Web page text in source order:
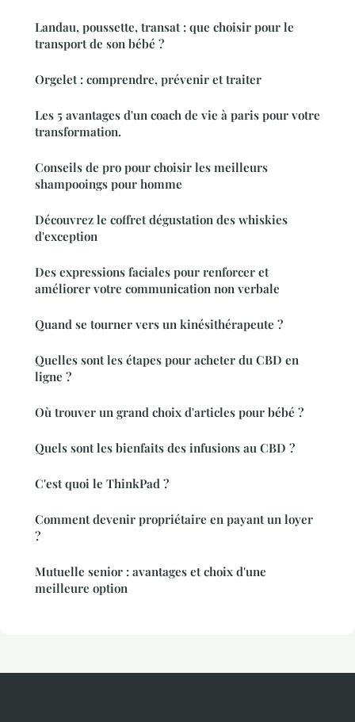
Landau, poussette, transat : que choisir pour le
transport de son bébé ?
Orgelet : comprendre, prévenir et traiter
Les 5 avantages d'un coach de vie à paris pour votre
transformation.
Conseils de pro pour choisir les meilleurs
shampooings pour homme
Découvrez le coffret dégustation des whiskies
d'exception
Des expressions faciales pour renforcer et
améliorer votre communication non verbale
Quand se tourner vers un kinésithérapeute ?
Quelles sont les étapes pour acheter du CBD en
ligne ?
Où trouver un grand choix d'articles pour bébé ?
Quels sont les bienfaits des infusions au CBD ?
C'est quoi le ThinkPad ?
Comment devenir propriétaire en payant un loyer
?
Mutuelle senior : avantages et choix d'une
meilleure option